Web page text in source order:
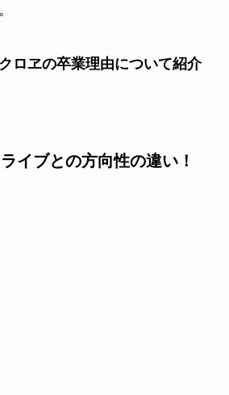
ロヱの卒業理由について紹介
イブとの方向性の違い！